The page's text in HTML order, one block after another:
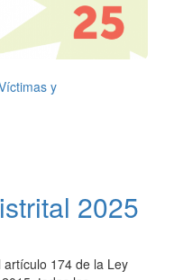
y
2025
174 de la Ley